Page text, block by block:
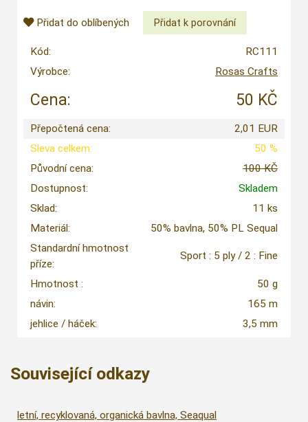
Přidat do oblíbených
Kód:
RC111
Výrobce:
Rosas Crafts
Cena: 50 KČ
Přepočtená cena:
2,01 EUR
Sleva celkem:
50 %
Původní cena:
100 KČ
Dostupnost:
Skladem
Sklad:
11 ks
Materiál:
50% bavlna, 50% PL Sequal
Standardní hmotnost
příze:
Sport : 5 ply / 2 : Fine
Hmotnost :
50 g
návin:
165 m
jehlice / háček:
3,5 mm
Související odkazy
letní, recyklovaná, organická bavlna, Seaqual